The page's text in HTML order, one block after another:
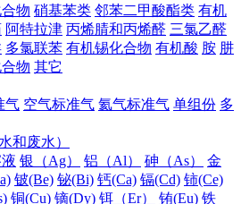
物 硝基苯类 邻苯二甲酸酯类 有机
阿特拉津 丙烯腈和丙烯醛 三氯乙醛
多氯联苯 有机锡化合物 有机酸 胺 肼
物 其它
气 空气标准气 氦气标准气 单组份 多
和废水）
银（Ag） 铝（Al） 砷（As）
金
铍(Be) 铋(Bi) 钙(Ca) 镉(Cd) 铈(Ce)
铜(Cu) 镝(Dy) 铒（Er） 铕(Eu) 铁